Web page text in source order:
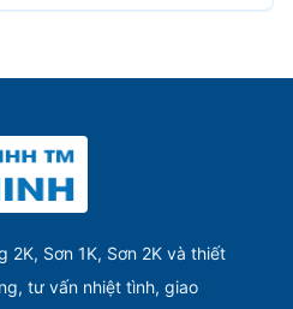
2K, Sơn 1K, Sơn 2K và thiết
tư vấn nhiệt tình, giao